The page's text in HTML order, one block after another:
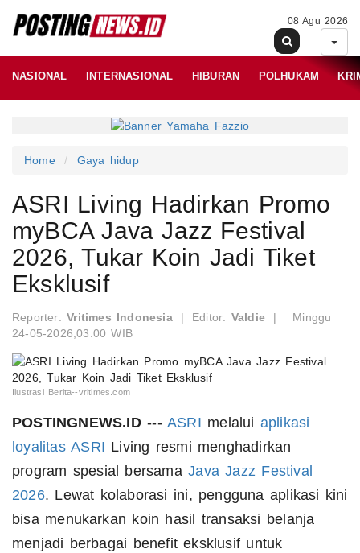
08 Agu 2026
NASIONAL INTERNASIONAL HIBURAN POLHUKAM
Home Gaya hidup
ASRI Living Hadirkan Promo
myBCA Java Jazz Festival
2026, Tukar Koin Jadi Tiket
Eksklusif
Reporter:Vritimes Indonesia | Editor: Valdie |
Minggu
24-05-2026,03:00 WIB
Ilustrasi Berita--vritimes.com
POSTINGNEWS.ID---ASRI melalui aplikasi
loyalitas ASRI Living resmi menghadirkan
program spesial bersamaJava Jazz Festival
2026. Lewat kolaborasi ini, pengguna aplikasi kini
bisa menukarkan koin hasil transaksi belanja
menjadi berbagai benefit eksklusif untuk